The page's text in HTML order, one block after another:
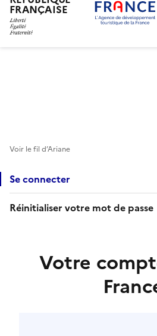
FRANÇAISE
Voir le fil d’Ariane
Se connecter
Réinitialiser votre mot de passe
Votre